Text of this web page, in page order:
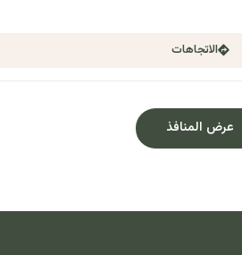
الاتجاهات
عرض المنافذ